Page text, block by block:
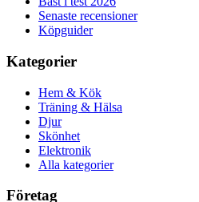
Senaste recensioner
Köpguider
Kategorier
Hem & Kök
Träning & Hälsa
Djur
Skönhet
Elektronik
Alla kategorier
Företag